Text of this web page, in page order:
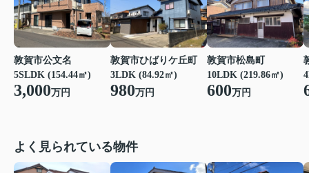
敦賀市公文名
5SLDK (154.44㎡)
3,000万円
敦賀市ひばりケ丘町
3LDK (84.92㎡)
980万円
敦賀市松島町
10LDK (219.86㎡)
600万円
よく見られている物件